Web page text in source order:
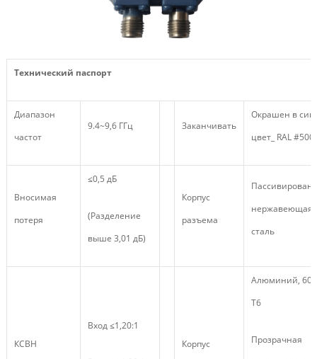
Технический паспорт
Диапазон
частот
9.4~9,6 ГГц Заканчивать
Окрашен в
цвет_ RAL
Вносимая
потеря
≤0,5 дБ
(Разделение
выше 3,01 дБ)
Корпус
разъема
нержавеющая
сталь
КСВН
Вход ≤1,20:1
Корпус
Алюминий,
Т6
Прозрачная